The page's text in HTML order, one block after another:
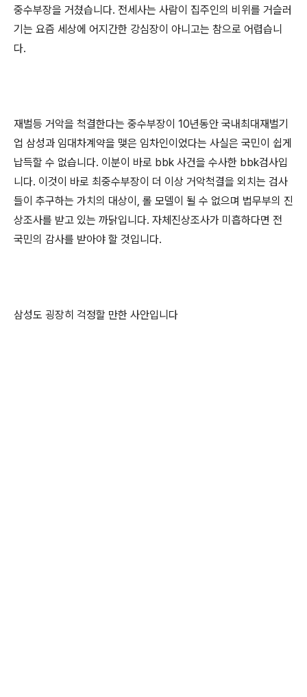
중수부장을 거쳤습니다. 전세사는 사람이 집주인의 비위를 거슬러
기는 요즘 세상에 어지간한 강심장이 아니고는 참으로 어렵습니
다.
재벌등 거악을 척결한다는 중수부장이 10년동안 국내최대재벌기
업 삼성과 임대차계약을 맺은 임차인이었다는 사실은 국민이 쉽게
납득할 수 없습니다. 이분이 바로 bbk 사건을 수사한 bbk검사입
니다. 이것이 바로 최중수부장이 더 이상 거악척결을 외치는 검사
들이 추구하는 가치의 대상이, 롤 모델이 될 수 없으며 법무부의 진
상조사를 받고 있는 까닭입니다. 자체진상조사가 미흡하다면 전
국민의 감사를 받아야 할 것입니다.
삼성도 굉장히 걱정할 만한 사안입니다